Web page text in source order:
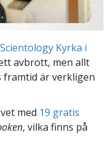
Scientology Kyrka i
avbrott, men allt
framtid är verkligen
med 19 gratis
, vilka finns på